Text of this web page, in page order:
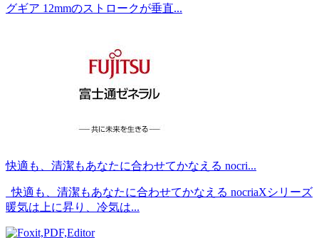
グギア 12mmのストロークが垂直...
快適も、清潔もあなたに合わせてかなえる nocri...
快適も、清潔もあなたに合わせてかなえる nocriaXシリーズ
暖気は上に昇り、冷気は...